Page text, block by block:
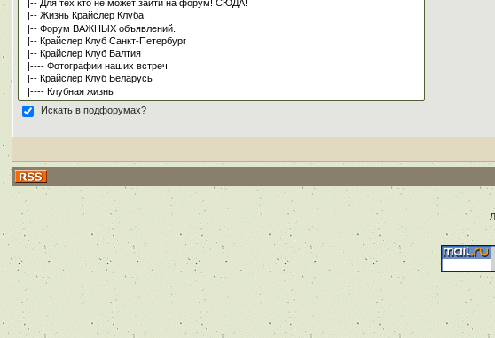
Искать в подфорумах?